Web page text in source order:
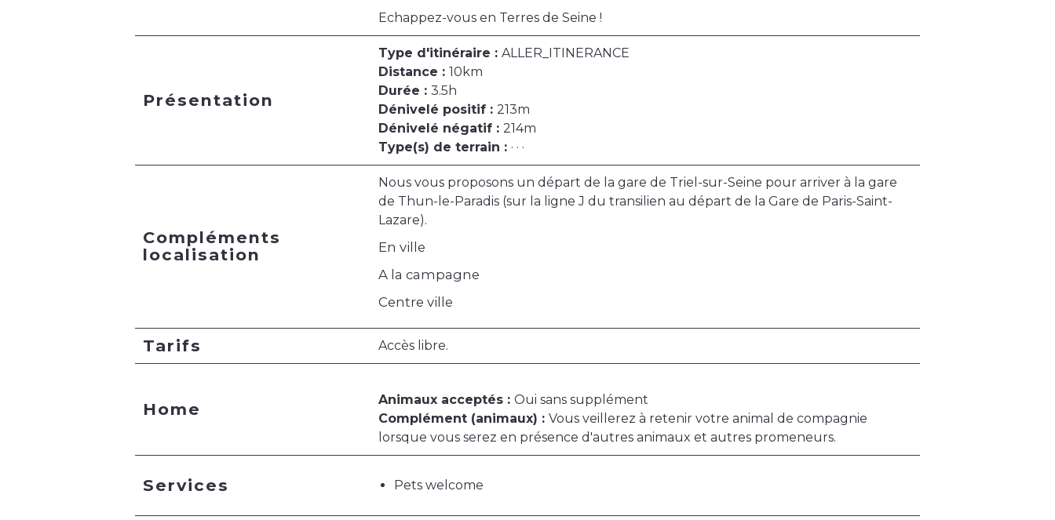
Echappez-vous en Terres de Seine !
Présentation
Type d'itinéraire : ALLER_ITINERANCE
Distance : 10km
Durée : 3.5h
Dénivelé positif : 213m
Dénivelé négatif : 214m
Type(s) de terrain : · · ·
Compléments
localisation
Nous vous proposons un départ de la gare de Triel-sur-Seine pour arriver à la gare
de Thun-le-Paradis (sur la ligne J du transilien au départ de la Gare de Paris-Saint-
Lazare).
En ville
A la campagne
Centre ville
Tarifs Accès libre.
Home Animaux acceptés : Oui sans supplément
Complément (animaux) : Vous veillerez à retenir votre animal de compagnie
lorsque vous serez en présence d'autres animaux et autres promeneurs.
Services Pets welcome